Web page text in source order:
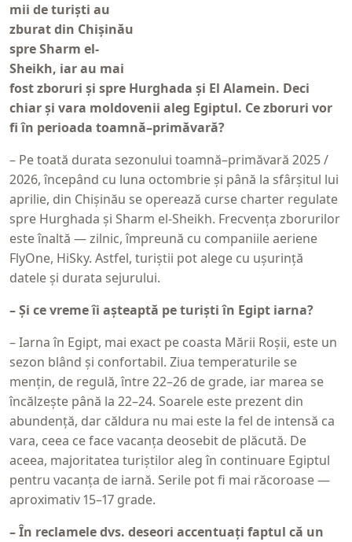
mii de turiști au
zburat din Chișinău
spre Sharm el-
Sheikh, iar au mai
fost zboruri și spre Hurghada și El Alamein. Deci
chiar și vara moldovenii aleg Egiptul. Ce zboruri vor
fi în perioada toamnă–primăvară?
– Pe toată durata sezonului toamnă–primăvară 2025 /
2026, începând cu luna octombrie și până la sfârșitul lui
aprilie, din Chișinău se operează curse charter regulate
spre Hurghada și Sharm el-Sheikh. Frecvența zborurilor
este înaltă — zilnic, împreună cu companiile aeriene
FlyOne, HiSky. Astfel, turiștii pot alege cu ușurință
datele și durata sejurului.
– Și ce vreme îi așteaptă pe turiști în Egipt iarna?
– Iarna în Egipt, mai exact pe coasta Mării Roșii, este un
sezon blând și confortabil. Ziua temperaturile se
mențin, de regulă, între 22–26 de grade, iar marea se
încălzește până la 22–24. Soarele este prezent din
abundență, dar căldura nu mai este la fel de intensă ca
vara, ceea ce face vacanța deosebit de plăcută. De
aceea, majoritatea turiștilor aleg în continuare Egiptul
pentru vacanța de iarnă. Serile pot fi mai răcoroase —
aproximativ 15–17 grade.
– În reclamele dvs. deseori accentuați faptul că un